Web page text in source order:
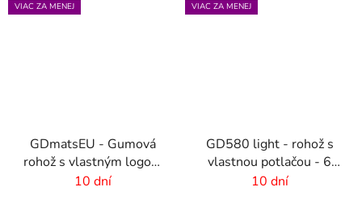
VIAC ZA MENEJ
GDmatsEU - Gumová
rohož s vlastným logom
- interiér-exteriér
10 dní
VIAC ZA MENEJ
GD580 light - rohož s
vlastnou potlačou - 6
mm vlas
10 dní